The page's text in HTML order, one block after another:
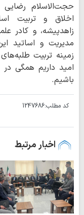
حجت‌الاسلام
اخلاق و تربیت
زاهدپیشه، و کادر
مدیریت و اساتید
زمینه تربیت
امید داریم همگی
باشیم.
کد مطلب:1247686
اخبار مرتبط